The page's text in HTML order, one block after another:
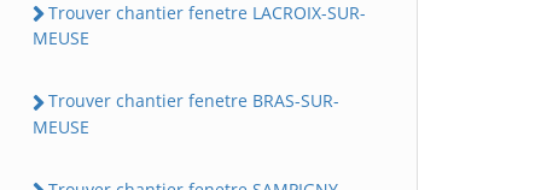
Trouver chantier fenetre LACROIX-SUR-
MEUSE
Trouver chantier fenetre BRAS-SUR-
MEUSE